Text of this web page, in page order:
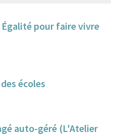
Égalité pour faire vivre
écoles
auto-géré (L'Atelier